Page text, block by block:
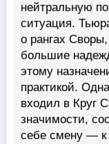
нейтральную
ситуация.
о рангах
большие
этому
практикой.
входил в Круг
значимости,
себе смену — к